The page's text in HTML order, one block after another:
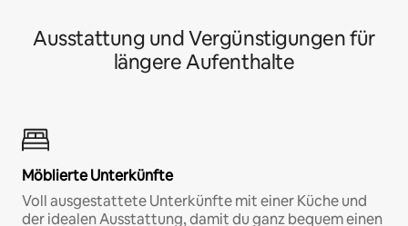
Ausstattung und Vergünstigungen für
längere Aufenthalte
Möblierte Unterkünfte
Voll ausgestattete Unterkünfte mit einer Küche und
der idealen Ausstattung, damit du ganz bequem einen